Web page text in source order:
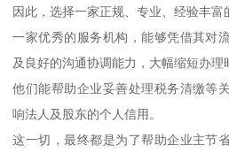
因此，选择一家正规、专业、经验丰富
一家优秀的服务机构，能够凭借其对
及良好的沟通协调能力，大幅缩短办理
他们能帮助企业妥善处理税务清缴等
响法人及股东的个人信用。
这一切，最终都是为了帮助企业主节